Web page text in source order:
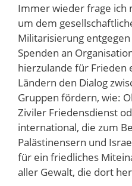
Immer wieder frage ich
um dem
Militarisierung
Spenden an
hierzulande für Frieden
Ländern den Dialog
Gruppen fördern, wie:
Ziviler Friedensdienst
international, die zum
Palästinensern und
für ein friedliches
aller Gewalt, die dort